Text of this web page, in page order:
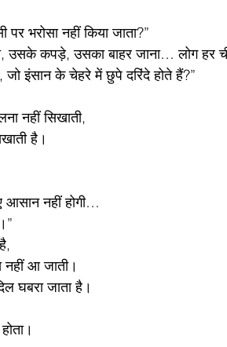
भरोसा नहीं किया जाता?”
उसके कपड़े, उसका बाहर जाना… लोग हर
इंसान के चेहरे में छुपे दरिंदे होते हैं?”
नहीं सिखाती,
है।
आसान नहीं होगी…
आ जाती।
घबरा जाता है।